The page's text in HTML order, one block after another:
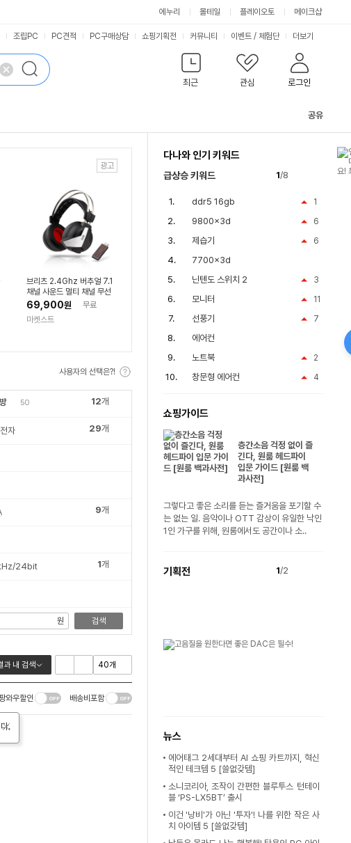
에누리 몰테일 플레이오토 메이크샵
최근 관심 로그인
조립PC PC견적 PC구매상담 쇼핑기획전 커뮤니티 이벤트 / 체험단 더보기
공유
브리츠 2.4Ghz 버추얼 7.1
채널 사운드 멀티 채널 무선
게이밍 마이크 헤드셋 HS20
69,900원
무료
마켓스트
사용자의 선택은?!
50 12개
자 29개
9개
24bit 1개
원 검색
과 내 검색
.
와우할인 배송비포함
다나와 인기 키워드
급상승 키워드 1/8
1
ddr5 16gb
6
9800x3d
6
제습기
7700x3d
3
닌텐도 스위치 2
11
모니터
7
선풍기
에어컨
2
노트북
4
창문형 에어컨
쇼핑가이드
층간소음 걱정 없이 즐
긴다, 원룸 헤드파이
입문 가이드 [원룸 백
과사전]
그렇다고 좋은 소리를 듣는 즐거움을 포기할 수
는 없는 일. 음악이나 OTT 감상이 유일한 낙인
1인 가구를 위해, 원룸에서도 공간이나 소..
기획전 1/2
뉴스
에어태그 2세대부터 AI 쇼핑 카트까지, 혁신
적인 테크템 5 [쓸없갖템]
소니코리아, 조작이 간편한 블루투스 턴테이
블 ‘PS-LX5BT’ 출시
이건 '낭비'가 아닌 '투자'! 나를 위한 작은 사
치 아이템 5 [쓸없갖템]